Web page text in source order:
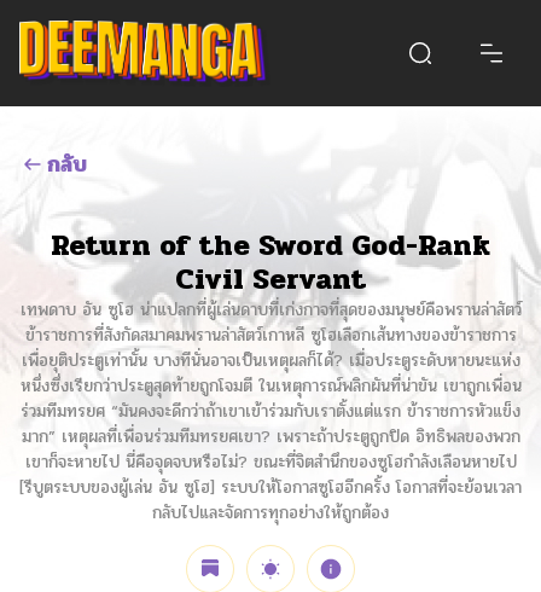
กลับ
Return of the Sword God-Rank
Civil Servant
เทพดาบ อัน ซูโฮ น่าแปลกที่ผู้เล่นดาบที่เก่งกาจที่สุดของมนุษย์คือพรานล่าสัตว์
ข้าราชการที่สังกัดสมาคมพรานล่าสัตว์เกาหลี ซูโฮเลือกเส้นทางของข้าราชการ
เพื่อยุติประตูเท่านั้น บางทีนั่นอาจเป็นเหตุผลก็ได้? เมื่อประตูระดับหายนะแห่ง
หนึ่งซึ่งเรียกว่าประตูสุดท้ายถูกโจมตี ในเหตุการณ์พลิกผันที่น่าขัน เขาถูกเพื่อน
ร่วมทีมทรยศ “มันคงจะดีกว่าถ้าเขาเข้าร่วมกับเราตั้งแต่แรก ข้าราชการหัวแข็ง
มาก” เหตุผลที่เพื่อนร่วมทีมทรยศเขา? เพราะถ้าประตูถูกปิด อิทธิพลของพวก
เขาก็จะหายไป นี่คือจุดจบหรือไม่? ขณะที่จิตสำนึกของซูโฮกำลังเลือนหายไป
[รีบูตระบบของผู้เล่น อัน ซูโฮ] ระบบให้โอกาสซูโฮอีกครั้ง โอกาสที่จะย้อนเวลา
กลับไปและจัดการทุกอย่างให้ถูกต้อง